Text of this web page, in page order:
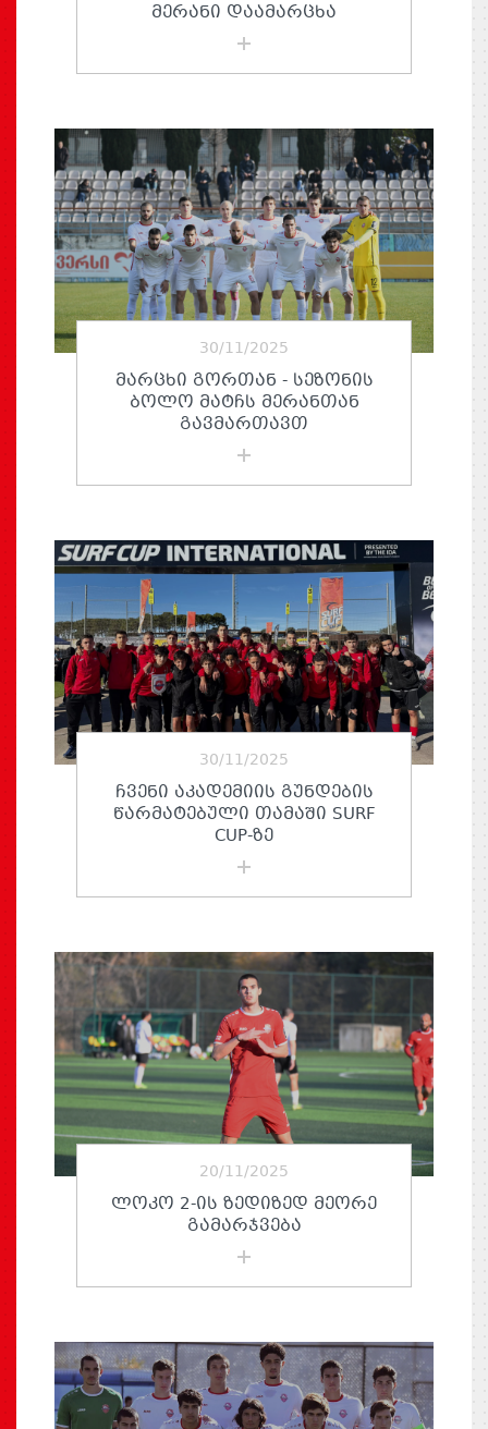
ᲛᲔᲠᲐᲜᲘ ᲓᲐᲐᲛᲐᲠᲪᲮᲐ
30/11/2025
ᲛᲐᲠᲪᲮᲘ ᲒᲝᲠᲗᲐᲜ - ᲡᲔᲖᲝᲜᲘᲡ
ᲑᲝᲚᲝ ᲛᲐᲢᲩᲡ ᲛᲔᲠᲐᲜᲗᲐᲜ
ᲒᲐᲕᲛᲐᲠᲗᲐᲕᲗ
30/11/2025
ᲩᲕᲔᲜᲘ ᲐᲙᲐᲓᲔᲛᲘᲘᲡ ᲒᲣᲜᲓᲔᲑᲘᲡ
ᲬᲐᲠᲛᲐᲢᲔᲑᲣᲚᲘ ᲗᲐᲛᲐᲨᲘ SURF
CUP-ᲖᲔ
20/11/2025
ᲚᲝᲙᲝ 2-ᲘᲡ ᲖᲔᲓᲘᲖᲔᲓ ᲛᲔᲝᲠᲔ
ᲒᲐᲛᲐᲠᲯᲕᲔᲑᲐ